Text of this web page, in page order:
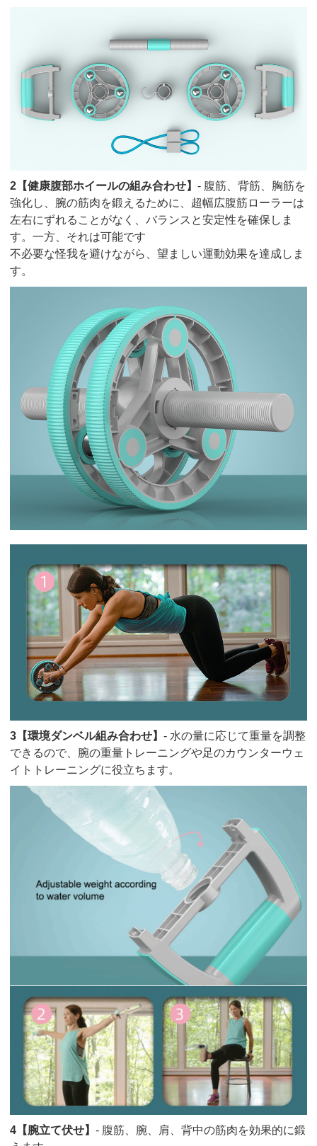
2【健康腹部ホイールの組み合わせ】- 腹筋、背筋、胸筋を
強化し、腕の筋肉を鍛えるために、超幅広腹筋ローラーは
左右にずれることがなく、バランスと安定性を確保しま
す。一方、それは可能です
不必要な怪我を避けながら、望ましい運動効果を達成しま
す。
3【環境ダンベル組み合わせ】- 水の量に応じて重量を調整
できるので、腕の重量トレーニングや足のカウンターウェ
イトトレーニングに役立ちます。
4【腕立て伏せ】- 腹筋、腕、肩、背中の筋肉を効果的に鍛